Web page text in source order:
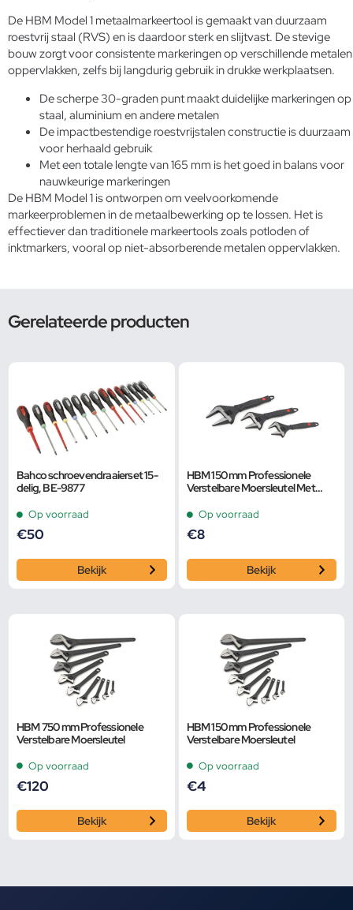
De HBM Model 1 metaalmarkeertool is gemaakt van duurzaam
roestvrij staal (RVS) en is daardoor sterk en slijtvast. De stevige
bouw zorgt voor consistente markeringen op verschillende metalen
oppervlakken, zelfs bij langdurig gebruik in drukke werkplaatsen.
De scherpe 30-graden punt maakt duidelijke markeringen op
staal, aluminium en andere metalen
De impactbestendige roestvrijstalen constructie is duurzaam
voor herhaald gebruik
Met een totale lengte van 165 mm is het goed in balans voor
nauwkeurige markeringen
De HBM Model 1 is ontworpen om veelvoorkomende
markeerproblemen in de metaalbewerking op te lossen. Het is
effectiever dan traditionele markeertools zoals potloden of
inktmarkers, vooral op niet-absorberende metalen oppervlakken.
Gerelateerde producten
Bahco schroevendraaierset 15-
delig, BE-9877
Op voorraad
€50
Bekijk
HBM 150 mm Professionele
Verstelbare Moersleutel Met
Smalle Bek
Op voorraad
€8
Bekijk
HBM 750 mm Professionele
Verstelbare Moersleutel
Op voorraad
€120
Bekijk
HBM 150 mm Professionele
Verstelbare Moersleutel
Op voorraad
€4
Bekijk